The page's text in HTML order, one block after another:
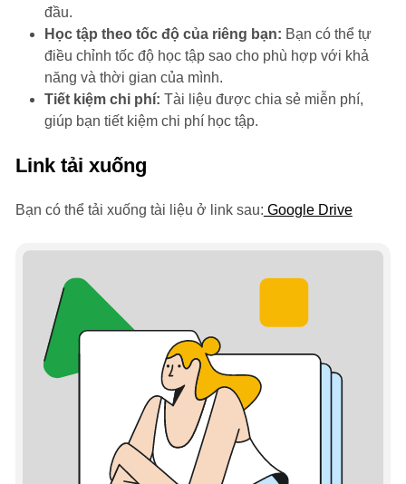
đầu.
Học tập theo tốc độ của riêng bạn: Bạn có thể tự
điều chỉnh tốc độ học tập sao cho phù hợp với khả
năng và thời gian của mình.
Tiết kiệm chi phí: Tài liệu được chia sẻ miễn phí,
giúp bạn tiết kiệm chi phí học tập.
Link tải xuống
Bạn có thể tải xuống tài liệu ở link sau: Google Drive